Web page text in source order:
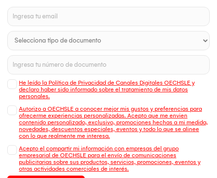
He leído la Política de Privacidad de Canales Digitales OECHSLE y
declaro haber sido informado sobre el tratamiento de mis datos
personales.
Autorizo a OECHSLE a conocer mejor mis gustos y preferencias para
ofrecerme experiencias personalizadas. Acepto que me envien
contenido personalizado, exclusivo, promociones hechas a mi medida,
novedades, descuentos especiales, eventos y todo lo que se alinee
con lo que realmente me interesa.
Acepto el compartir mi información con empresas del grupo
empresarial de OECHSLE para el envío de comunicaciones
publicitarias sobre sus productos, servicios, promociones, eventos y
otras actividades comerciales de interés.